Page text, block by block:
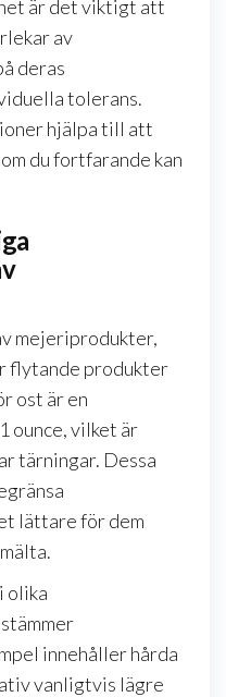
är det viktigt att
av
deras
tolerans.
hjälpa till att
du fortfarande kan
mejeriprodukter,
flytande produkter
ost är en
ounce, vilket är
tärningar. Dessa
lättare för dem
olika
innehåller hårda
vanligtvis lägre